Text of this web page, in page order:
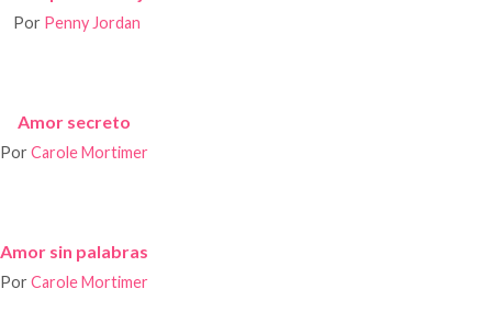
Por Penny Jordan
Amor secreto
Por Carole Mortimer
Amor sin palabras
Por Carole Mortimer